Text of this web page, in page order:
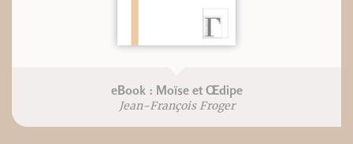
eBook : Moïse et Œdipe
Jean-François Froger